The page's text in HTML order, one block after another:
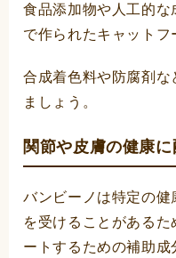
食品添加物や人工的
で作られたキャットフ
合成着色料や防腐剤な
ましょう。
関節や皮膚の健康に
バンビーノは特定の
を受けることがある
ートするための補助